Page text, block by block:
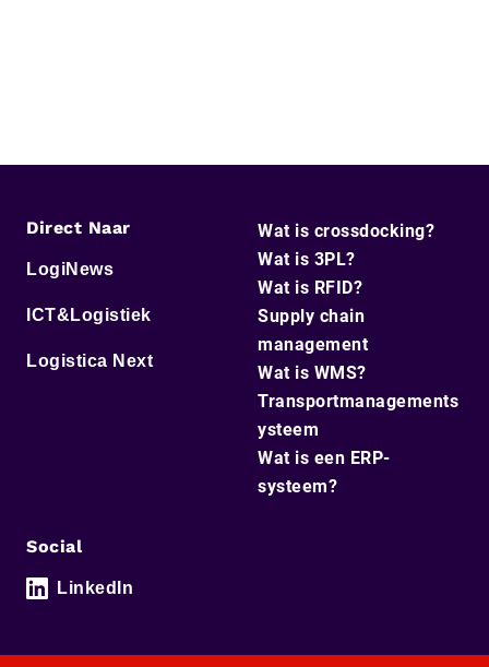
Direct Naar
LogiNews
ICT&Logistiek
Logistica Next
Wat is crossdocking?
Wat is 3PL?
Wat is RFID?
Supply chain
management
Wat is WMS?
Transportmanagements
ysteem
Wat is een ERP-
systeem?
Social
LinkedIn